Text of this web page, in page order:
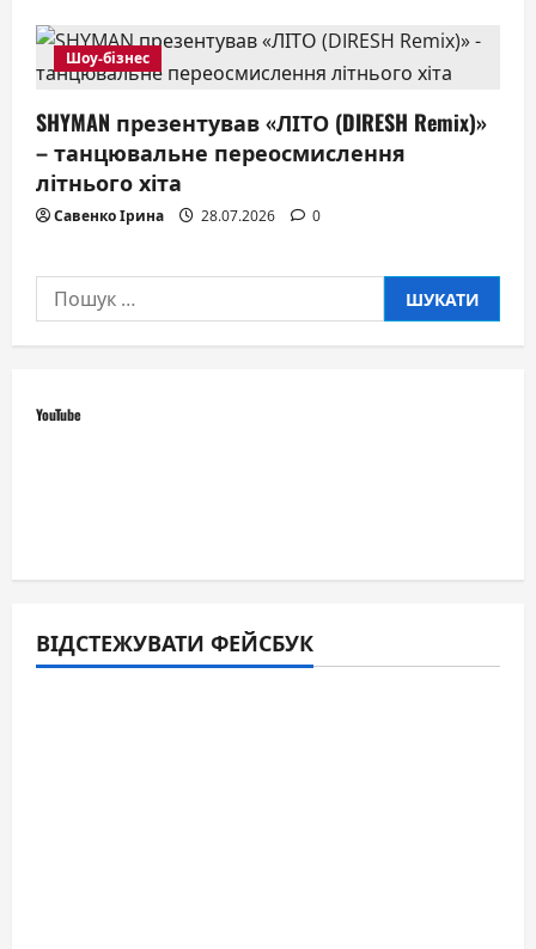
Шоу-бізнес
SHYMAN презентував «ЛІТО (DIRESH Remix)»
– танцювальне переосмислення
літнього хіта
Савенко Ірина 28.07.2026 0
Пошук:
YouTube
ВІДСТЕЖУВАТИ ФЕЙСБУК